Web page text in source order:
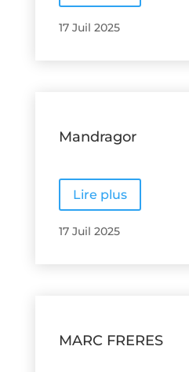
17 Juil 2025
Mandragor
Lire plus
17 Juil 2025
MARC FRERES